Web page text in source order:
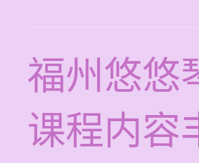
福州悠悠
课程内容